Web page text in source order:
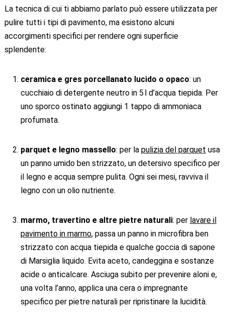
La tecnica di cui ti abbiamo parlato può essere utilizzata per
pulire tutti i tipi di pavimento, ma esistono alcuni
accorgimenti specifici per rendere ogni superficie
splendente:
ceramica e gres porcellanato lucido o opaco: un
cucchiaio di detergente neutro in 5 l d’acqua tiepida. Per
uno sporco ostinato aggiungi 1 tappo di ammoniaca
profumata.
parquet e legno massello: per la pulizia del parquet usa
un panno umido ben strizzato, un detersivo specifico per
il legno e acqua sempre pulita. Ogni sei mesi, ravviva il
legno con un olio nutriente.
marmo, travertino e altre pietre naturali: per lavare il
pavimento in marmo, passa un panno in microfibra ben
strizzato con acqua tiepida e qualche goccia di sapone
di Marsiglia liquido. Evita aceto, candeggina e sostanze
acide o anticalcare. Asciuga subito per prevenire aloni e,
una volta l’anno, applica una cera o impregnante
specifico per pietre naturali per ripristinare la lucidità.